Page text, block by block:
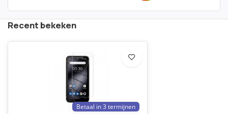
Recent bekeken
Betaal in 3 termijnen